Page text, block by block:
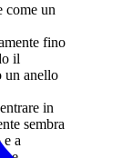
come un
fino
il
un anello
in
sembra
a